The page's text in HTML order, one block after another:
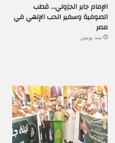
الإمام جابر الجزولي… قطب
الصوفية وسفير الحب الإلهي في
مصر
منذ يومين